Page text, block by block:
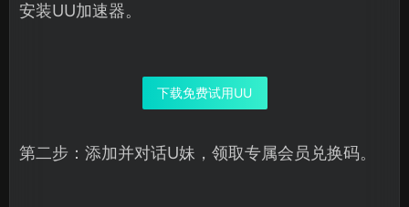
安装UU加速器。
下载免费试用UU
第二步：添加并对话U妹，领取专属会员兑换码。